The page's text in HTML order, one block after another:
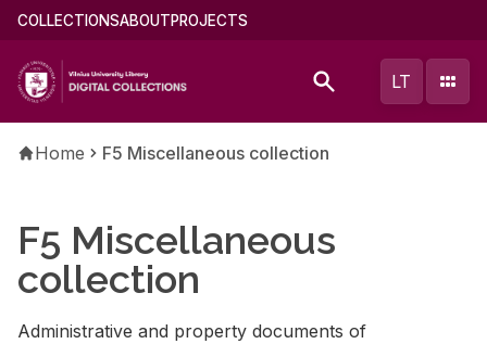
Skip
main
content
Main
(english)
COLLECTIONSABOUTPROJECTS
LT
Breadcrumb
Home F5 Miscellaneous collection
F5 Miscellaneous
collection
Administrative and property documents of